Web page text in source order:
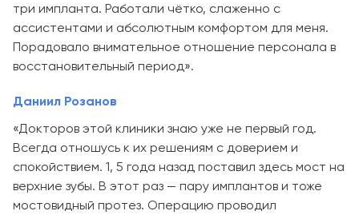
три импланта. Работали чётко, слаженно с
ассистентами и абсолютным комфортом для меня.
Порадовало внимательное отношение персонала в
восстановительный период».
Даниил Розанов
«Докторов этой клиники знаю уже не первый год.
Всегда отношусь к их решениям с доверием и
спокойствием. 1, 5 года назад поставил здесь мост на
верхние зубы. В этот раз — пару имплантов и тоже
мостовидный протез. Операцию проводил